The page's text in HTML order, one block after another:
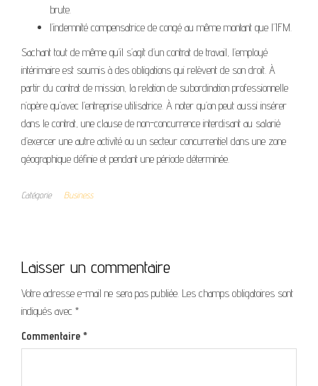
brute.
l’indemnité compensatrice de congé au même montant que l’IFM.
Sachant tout de même qu’il s’agit d’un contrat de travail, l’employé
intérimaire est soumis à des obligations qui relèvent de son droit. À
partir du contrat de mission, la relation de subordination professionnelle
n’opère qu’avec l’entreprise utilisatrice. À noter qu’on peut aussi insérer
dans le contrat, une clause de non-concurrence interdisant au salarié
d’exercer une autre activité ou un secteur concurrentiel dans une zone
géographique définie et pendant une période déterminée.
Catégorie Business
Laisser un commentaire
Votre adresse e-mail ne sera pas publiée. Les champs obligatoires sont
indiqués avec *
Commentaire *